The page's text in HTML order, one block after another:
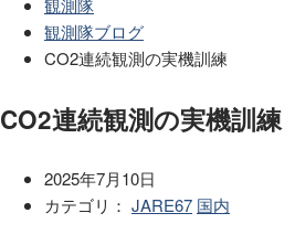
観測隊
観測隊ブログ
CO2連続観測の実機訓練
CO2連続観測の実機訓練
2025年7月10日
カテゴリ： JARE67 国内